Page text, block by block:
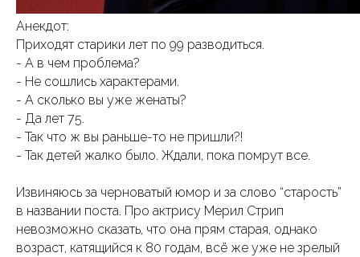
Анекдот:
Приходят старики лет по 99 разводиться.
- А в чем проблема?
- Не сошлись характерами.
- А сколько вы уже женаты?
- Да лет 75.
- Так что ж вы раньше-то не пришли?!
- Так детей жалко было. Ждали, пока помрут все.
Извиняюсь за черноватый юмор и за слово “старость”
в названии поста. Про актрису Мерил Стрип
невозможно сказать, что она прям старая, однако
возраст, катящийся к 80 годам, всё же уже не зрелый